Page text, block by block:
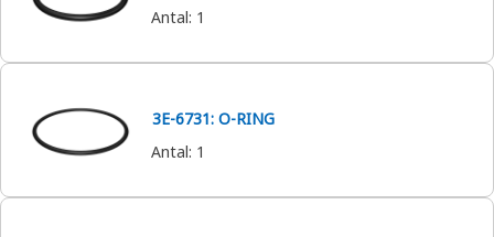
Antal: 1
3E-6731: O-RING
Antal: 1